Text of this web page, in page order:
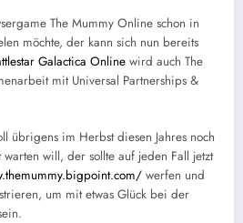
The Mummy Online schon in
möchte, der kann sich nun bereits
Galactica Online wird auch The
mit Universal Partnerships &
übrigens im Herbst diesen Jahres noch
will, der sollte auf jeden Fall jetzt
werfen und
um mit etwas Glück bei der